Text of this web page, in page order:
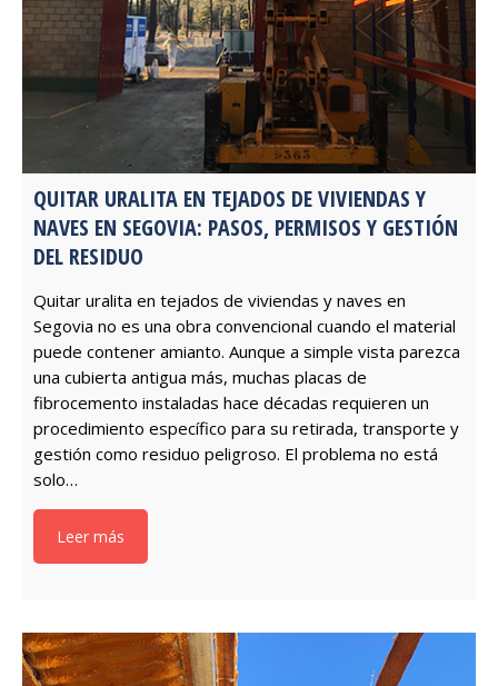
QUITAR URALITA EN TEJADOS DE VIVIENDAS Y
NAVES EN SEGOVIA: PASOS, PERMISOS Y GESTIÓN
DEL RESIDUO
Quitar uralita en tejados de viviendas y naves en
Segovia no es una obra convencional cuando el material
puede contener amianto. Aunque a simple vista parezca
una cubierta antigua más, muchas placas de
fibrocemento instaladas hace décadas requieren un
procedimiento específico para su retirada, transporte y
gestión como residuo peligroso. El problema no está
solo…
Leer más